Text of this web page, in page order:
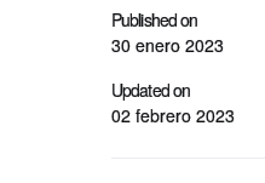
Published on
30 enero 2023
Updated on
02 febrero 2023